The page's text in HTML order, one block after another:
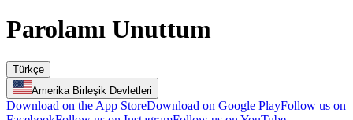
Parolamı Unuttum
Türkçe
Amerika Birleşik Devletleri
Download on the App StoreDownload on Google PlayFollow us on